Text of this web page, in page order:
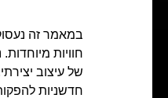
במאמר זה
חוויות
של עיצוב
חדשניות